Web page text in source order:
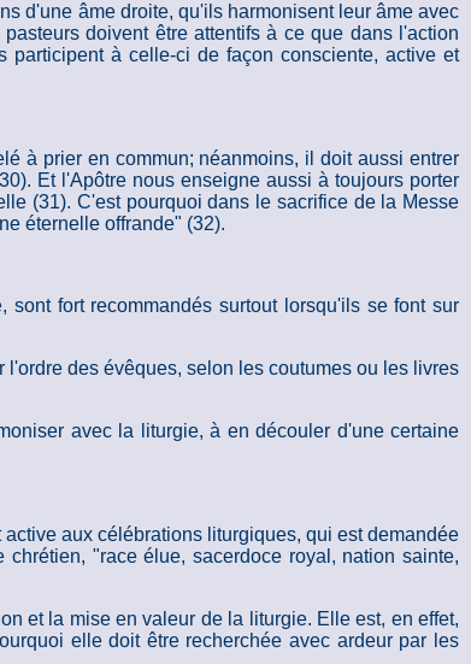
d'une âme droite, qu'ils harmonisent leur âme avec
doivent être attentifs à ce que dans l'action
à celle-ci de façon consciente, active et
à prier en commun; néanmoins, il doit aussi entrer
Et l'Apôtre nous enseigne aussi à toujours porter
(31). C'est pourquoi dans le sacrifice de la Messe
éternelle offrande" (32).
fort recommandés surtout lorsqu'ils se font sur
des évêques, selon les coutumes ou les livres
avec la liturgie, à en découler d'une certaine
aux célébrations liturgiques, qui est demandée
"race élue, sacerdoce royal, nation sainte,
et la mise en valeur de la liturgie. Elle est, en effet,
elle doit être recherchée avec ardeur par les